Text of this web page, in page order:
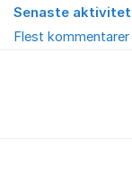
Senaste aktivitet
Flest kommentarer